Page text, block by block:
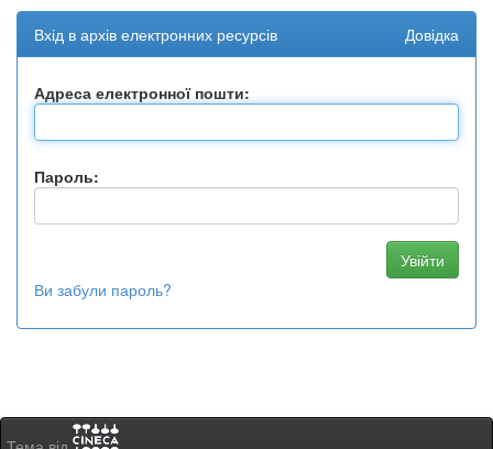
Вхід в архів електронних ресурсів Довідка
Адреса електронної пошти:
Пароль:
Ви забули пароль?